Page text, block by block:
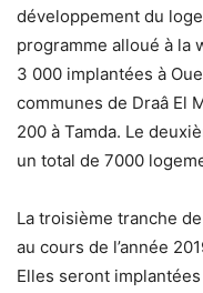
développement du
programme alloué à la
3 000 implantées à
communes de Draâ El
200 à Tamda. Le
un total de 7000
La troisième tranche
au cours de l’année
Elles seront